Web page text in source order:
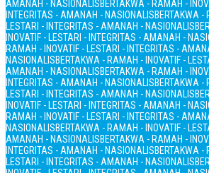
AMANAH - NASIONALISBERTAKWA - RAMAH -
INTEGRITAS - AMANAH - NASIONALISBERTAKWA -
LESTARI - INTEGRITAS - AMANAH - NASIONALIS
INOVATIF - LESTARI - INTEGRITAS - AMANAH -
RAMAH - INOVATIF - LESTARI - INTEGRITAS -
NASIONALISBERTAKWA - RAMAH - INOVATIF -
AMANAH - NASIONALISBERTAKWA - RAMAH -
INTEGRITAS - AMANAH - NASIONALISBERTAKWA -
LESTARI - INTEGRITAS - AMANAH - NASIONALIS
INOVATIF - LESTARI - INTEGRITAS - AMANAH -
RAMAH - INOVATIF - LESTARI - INTEGRITAS -
NASIONALISBERTAKWA - RAMAH - INOVATIF -
AMANAH - NASIONALISBERTAKWA - RAMAH -
INTEGRITAS - AMANAH - NASIONALISBERTAKWA -
LESTARI - INTEGRITAS - AMANAH - NASIONALIS